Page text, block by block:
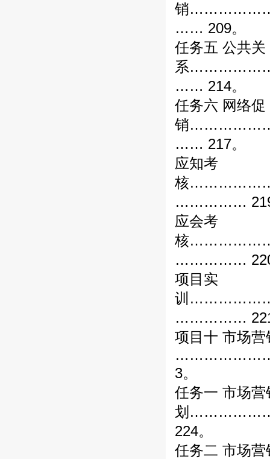
销
…… 209。
任务五 公共关
系
…… 214。
任务六 网络促
销
…… 217。
应知考
核
……………
应会考
核
……………
项目实
训
……………
项目十 市场营
3。
任务一 市场营
划
224。
任务二 市场营